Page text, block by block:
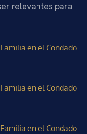
relevantes para
en el Condado
en el Condado
en el Condado